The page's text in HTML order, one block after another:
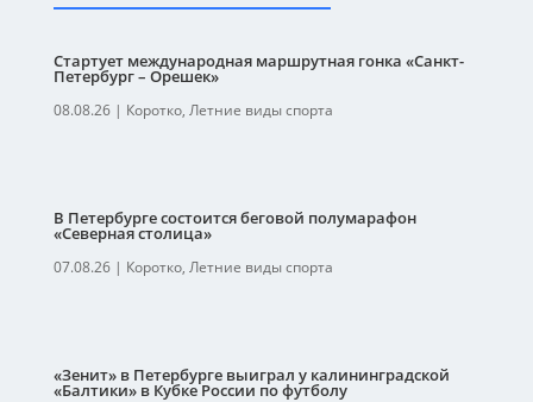
Стартует международная маршрутная гонка «Санкт-
Петербург – Орешек»
08.08.26| Коротко, Летние виды спорта
В Петербурге состоится беговой полумарафон
«Северная столица»
07.08.26| Коротко, Летние виды спорта
«Зенит» в Петербурге выиграл у калининградской
«Балтики» в Кубке России по футболу